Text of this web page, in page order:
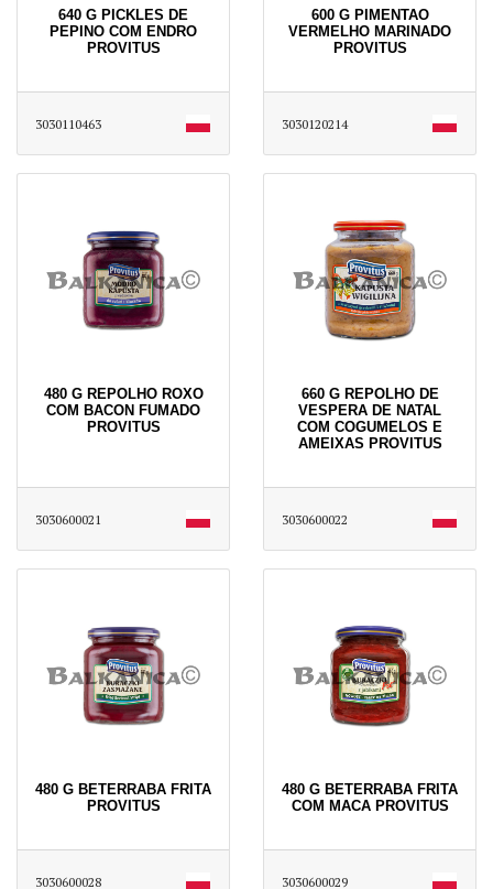
640 G PICKLES DE
PEPINO COM ENDRO
PROVITUS
3030110463
600 G PIMENTAO
VERMELHO MARINADO
PROVITUS
3030120214
480 G REPOLHO ROXO
COM BACON FUMADO
PROVITUS
3030600021
660 G REPOLHO DE
VESPERA DE NATAL
COM COGUMELOS E
AMEIXAS PROVITUS
3030600022
480 G BETERRABA FRITA
PROVITUS
3030600028
480 G BETERRABA FRITA
COM MACA PROVITUS
3030600029